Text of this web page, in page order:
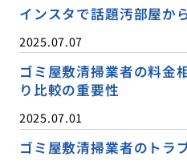
インスタで話題汚部屋か
2025.07.07
ゴミ屋敷清掃業者の料金
り比較の重要性
2025.07.01
ゴミ屋敷清掃業者のトラ